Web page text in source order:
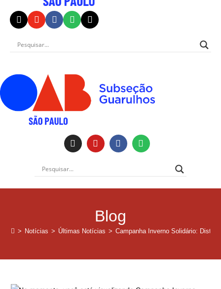
Blog
> Notícias > Últimas Notícias > Campanha Inverno Solidário: